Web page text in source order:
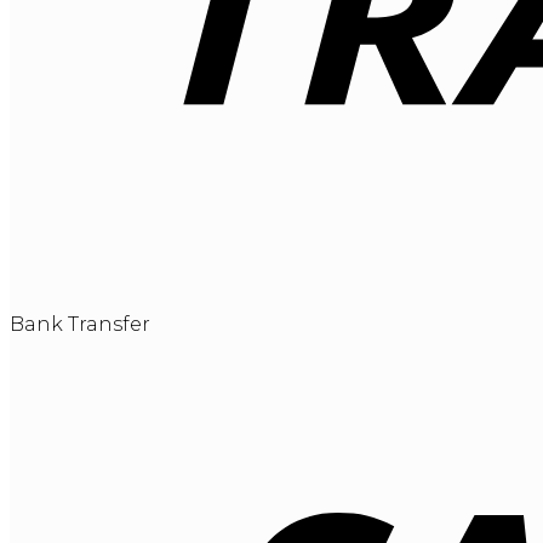
Bank Transfer